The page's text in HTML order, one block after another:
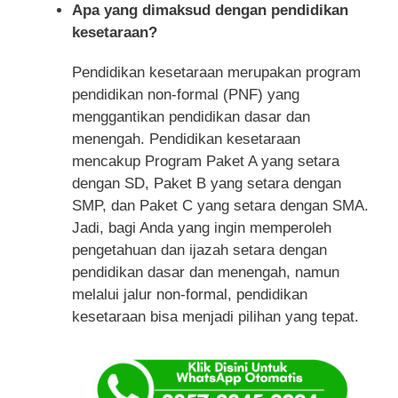
Apa yang dimaksud dengan pendidikan
kesetaraan?
Pendidikan kesetaraan merupakan program
pendidikan non-formal (PNF) yang
menggantikan pendidikan dasar dan
menengah. Pendidikan kesetaraan
mencakup Program Paket A yang setara
dengan SD, Paket B yang setara dengan
SMP, dan Paket C yang setara dengan SMA.
Jadi, bagi Anda yang ingin memperoleh
pengetahuan dan ijazah setara dengan
pendidikan dasar dan menengah, namun
melalui jalur non-formal, pendidikan
kesetaraan bisa menjadi pilihan yang tepat.